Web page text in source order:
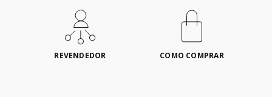
REVENDEDOR COMO COMPRAR